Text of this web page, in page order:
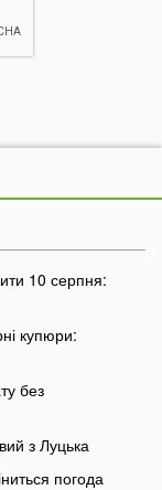
10 серпня:
купюри:
без
з Луцька
погода